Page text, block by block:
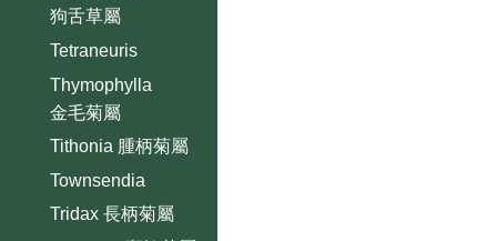
狗舌草屬
Tetraneuris
Thymophylla
金毛菊屬
Tithonia 腫柄菊屬
Townsendia
Tridax 長柄菊屬